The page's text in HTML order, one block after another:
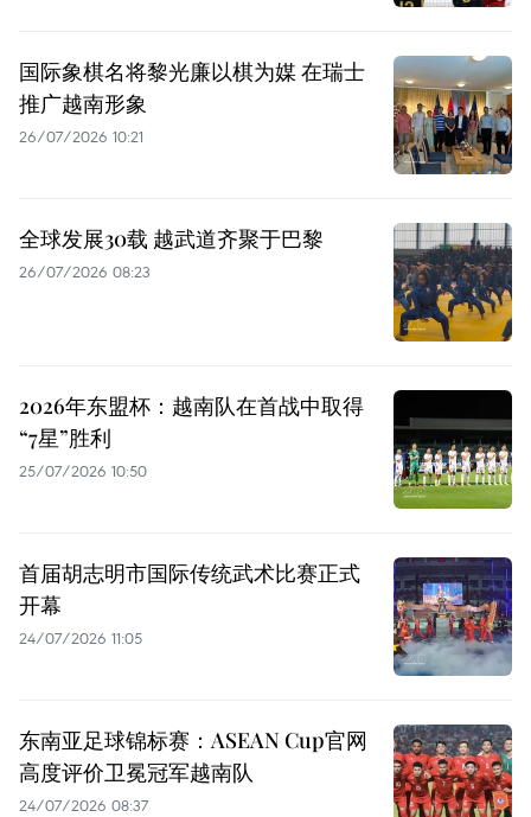
国际象棋名将黎光廉以棋为媒 在瑞士
推广越南形象
26/07/2026 10:21
全球发展30载 越武道齐聚于巴黎
26/07/2026 08:23
2026年东盟杯：越南队在首战中取得
“7星”胜利
25/07/2026 10:50
首届胡志明市国际传统武术比赛正式
开幕
24/07/2026 11:05
东南亚足球锦标赛：ASEAN Cup官网
高度评价卫冕冠军越南队
24/07/2026 08:37